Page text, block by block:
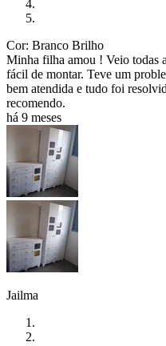
Cor: Branco Brilho
Minha filha amou ! Veio todas
fácil de montar. Teve um
bem atendida e tudo foi
recomendo.
há 9 meses
Jailma